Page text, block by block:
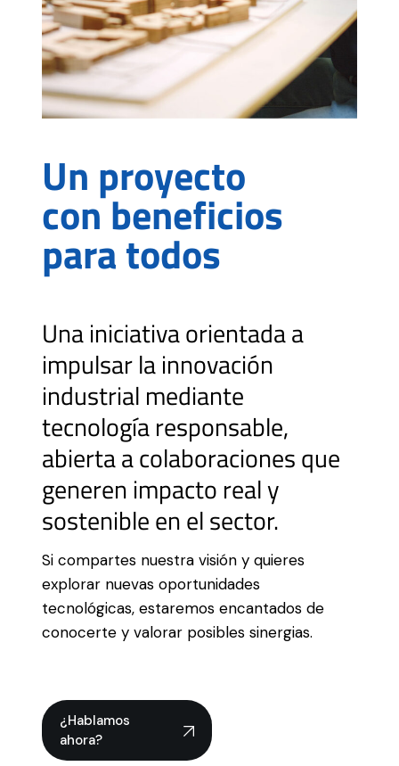
Un proyecto
con beneficios
para todos
Una iniciativa orientada a
impulsar la innovación
industrial mediante
tecnología responsable,
abierta a colaboraciones que
generen impacto real y
sostenible en el sector.
Si compartes nuestra visión y quieres
explorar nuevas oportunidades
tecnológicas, estaremos encantados de
conocerte y valorar posibles sinergias.
¿Hablamos
ahora?